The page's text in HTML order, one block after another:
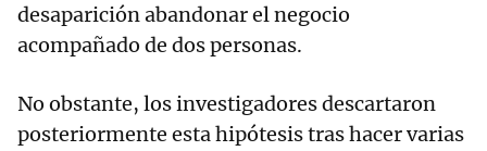
desaparición abandonar el negocio
acompañado de dos personas.
No obstante, los investigadores descartaron
posteriormente esta hipótesis tras hacer varias